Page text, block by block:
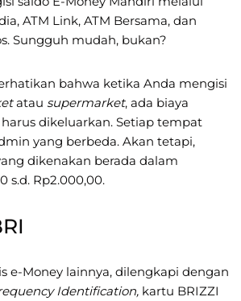
ATM Link, ATM Bersama, dan
Sungguh mudah, bukan?
bahwa ketika Anda mengisi
atau supermarket, ada biaya
dikeluarkan. Setiap tempat
yang berbeda. Akan tetapi,
dikenakan berada dalam
s.d. Rp2.000,00.
e-Money lainnya, dilengkapi dengan
Identification, kartu BRIZZI